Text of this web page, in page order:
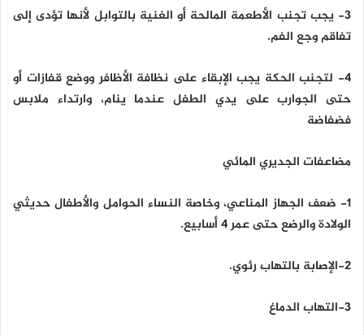
3- يجب تجنب الأطعمة المالحة أو الغنية بالتوابل لأنها تؤدى إلى
تفاقم وجع الفم.
4- لتجنب الحكة يجب الإبقاء على نظافة الأظافر ووضع قفازات أو
حتى الجوارب على يدي الطفل عندما ينام، وارتداء ملابس
فضفاضة
مضاعفات الجديري المائي
1- ضعف الجهاز المناعي، وخاصة النساء الحوامل والأطفال حديثي
الولادة والرضع حتى عمر 4 أسابيع.
2-الإصابة بالتهاب رئوي.
3-التهاب الدماغ